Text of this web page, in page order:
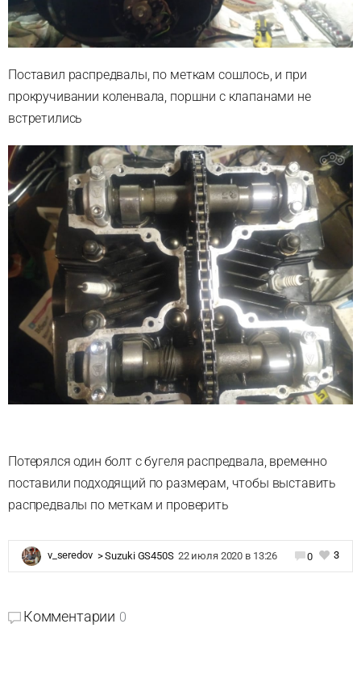
Поставил распредвалы, по меткам сошлось, и при
прокручивании коленвала, поршни с клапанами не
встретились
Потерялся один болт с бугеля распредвала, временно
поставили подходящий по размерам, чтобы выставить
распредвалы по меткам и проверить
v_seredov >Suzuki GS450S 22 июля 2020 в 13:26 0 3
Комментарии 0